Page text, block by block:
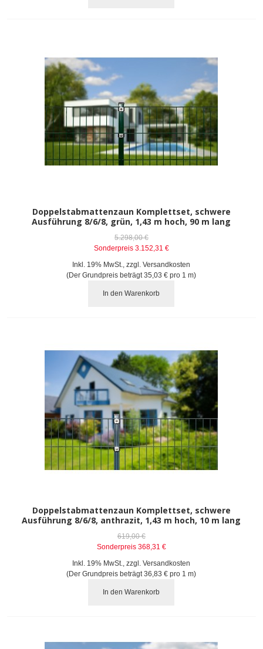
Doppelstabmattenzaun Komplettset, schwere
Ausführung 8/6/8, grün, 1,43 m hoch, 90 m lang
5.298,00 €
Sonderpreis 3.152,31 €
Inkl. 19% MwSt.
,zzgl.Versandkosten
(Der Grundpreis beträgt35,03 € pro 1 m)
In den Warenkorb
Doppelstabmattenzaun Komplettset, schwere
Ausführung 8/6/8, anthrazit, 1,43 m hoch, 10 m lang
619,00 €
Sonderpreis 368,31 €
Inkl. 19% MwSt.
,zzgl.Versandkosten
(Der Grundpreis beträgt36,83 € pro 1 m)
In den Warenkorb